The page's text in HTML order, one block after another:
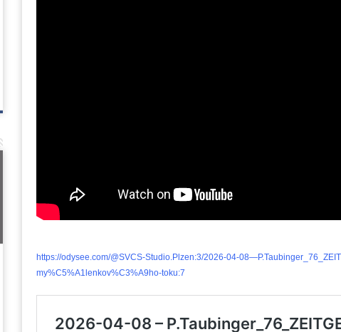
https://odysee.com/@SVCS-Studio.Plzen:3/2026-04-
my%C5%A1lenkov%C3%A9ho-toku:7